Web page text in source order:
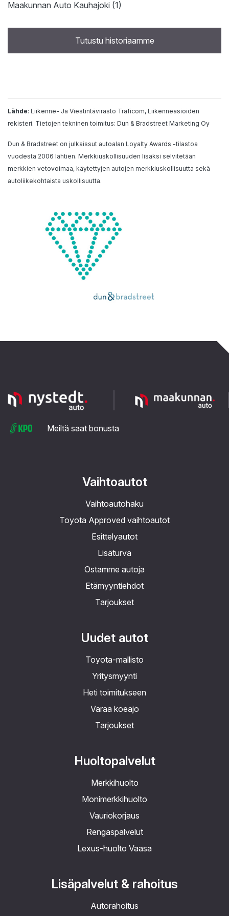
Maakunnan Auto Kauhajoki (1)
Tutustu historiaamme
Lähde: Liikenne- Ja Viestintävirasto Traficom, Liikenneasioiden
rekisteri. Tietojen tekninen toimitus: Dun & Bradstreet Marketing Oy
Dun & Bradstreet on julkaissut autoalan Loyalty Awards -tilastoa
vuodesta 2006 lähtien. Merkkiuskollisuuden lisäksi selvitetään
merkkien vetovoimaa, käytettyjen autojen merkkiuskollisuutta sekä
autoliikekohtaista uskollisuutta.
Meiltä saat bonusta
Vaihtoautot
Vaihtoautohaku
Toyota Approved vaihtoautot
Esittelyautot
Lisäturva
Ostamme autoja
Etämyyntiehdot
Tarjoukset
Uudet autot
Toyota-mallisto
Yritysmyynti
Heti toimitukseen
Varaa koeajo
Tarjoukset
Huoltopalvelut
Merkkihuolto
Monimerkkihuolto
Vauriokorjaus
Rengaspalvelut
Lexus-huolto Vaasa
Lisäpalvelut & rahoitus
Autorahoitus